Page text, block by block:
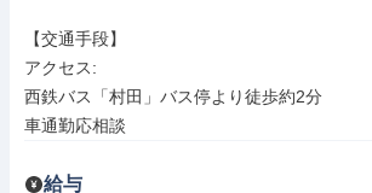
【交通手段】
アクセス:
西鉄バス「村田」バス停より徒歩約2分
車通勤応相談
給与